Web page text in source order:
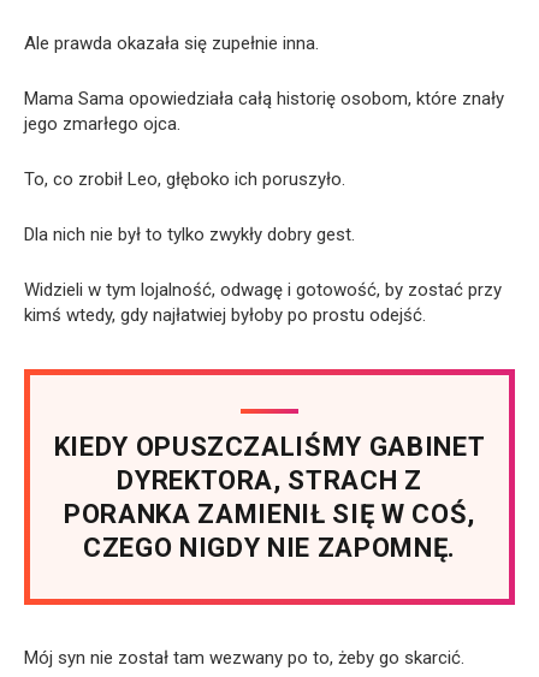
Ale prawda okazała się zupełnie inna.
Mama Sama opowiedziała całą historię osobom, które znały
jego zmarłego ojca.
To, co zrobił Leo, głęboko ich poruszyło.
Dla nich nie był to tylko zwykły dobry gest.
Widzieli w tym lojalność, odwagę i gotowość, by zostać przy
kimś wtedy, gdy najłatwiej byłoby po prostu odejść.
KIEDY OPUSZCZALIŚMY GABINET
DYREKTORA, STRACH Z
PORANKA ZAMIENIŁ SIĘ W COŚ,
CZEGO NIGDY NIE ZAPOMNĘ.
Mój syn nie został tam wezwany po to, żeby go skarcić.